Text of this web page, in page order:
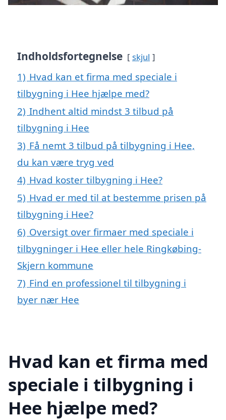
Indholdsfortegnelse skjul
1) Hvad kan et firma med speciale i
tilbygning i Hee hjælpe med?
2) Indhent altid mindst 3 tilbud på
tilbygning i Hee
3) Få nemt 3 tilbud på tilbygning i Hee,
du kan være tryg ved
4) Hvad koster tilbygning i Hee?
5) Hvad er med til at bestemme prisen på
tilbygning i Hee?
6) Oversigt over firmaer med speciale i
tilbygninger i Hee eller hele Ringkøbing-
Skjern kommune
7) Find en professionel til tilbygning i
byer nær Hee
Hvad kan et firma med
speciale i tilbygning i
Hee hjælpe med?